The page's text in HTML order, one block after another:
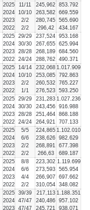
2025
2024
2023
2022
11/11
10/10
2/2
2/2
245,962
263,582
280,745
296,42
853.792
669.559
565.690
434.167
2025
2024
2023
2022
29/29
30/30
28/28
24/24
237,524
267,655
268,189
288,762
953.168
625.994
684.560
490.371
2025
2024
2023
2022
14/14
10/10
2/2
1/1
232,068
253,085
260,532
276,523
1.017.909
792.863
765.227
593.250
2025
2024
2023
2022
29/29
30/30
28/28
24/24
231,283
243,456
251,464
264,921
1.027.236
916.988
868.188
707.133
2025
2024
2023
2022
5/5
6/6
2/2
2/2
224,865
238,626
268,891
266,63
1.102.010
982.629
677.398
689.187
2025
2024
2023
2022
8/8
6/6
4/4
2/2
223,302
273,593
266,907
310,054
1.119.699
565.954
697.662
348.082
2025
2024
2023
39/39
47/47
47/47
217,113
240,486
245,721
1.188.351
957.102
938.071